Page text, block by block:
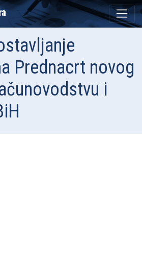
Prednacrt novog
i